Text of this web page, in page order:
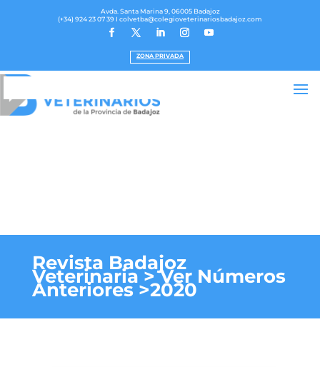
Avda. Santa Marina 9, 06005 Badajoz
(+34) 924 23 07 39 I colvetba@colegioveterinariosbadajoz.com
ZONA PRIVADA
Revista Badajoz
Veterinaria > Ver Números
Anteriores >2020